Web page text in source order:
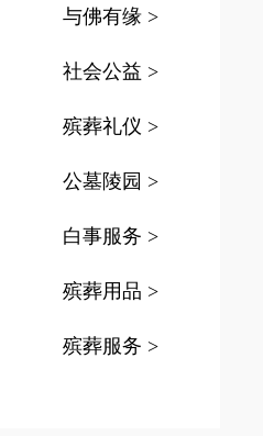
与佛有缘 >
社会公益 >
殡葬礼仪 >
公墓陵园 >
白事服务 >
殡葬用品 >
殡葬服务 >